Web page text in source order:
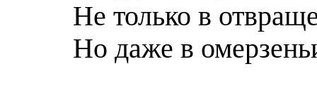
Не только в
Но даже в